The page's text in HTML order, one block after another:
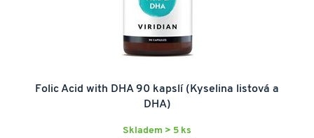
Folic Acid with DHA 90 kapslí (Kyselina listová a
DHA)
Skladem > 5 ks